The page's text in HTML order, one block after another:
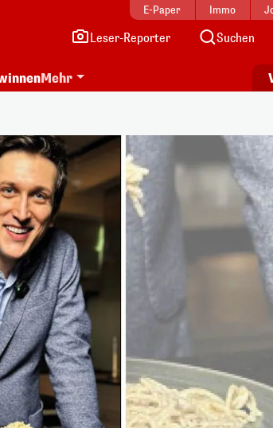
E-Paper Immo
Leser-Reporter Suchen
Mehr